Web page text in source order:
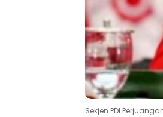
Sekjen PDI